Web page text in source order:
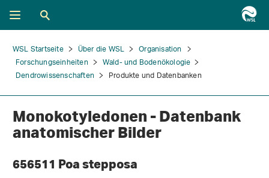
WSL Startseite Über die WSL
Organisation
Forschungseinheiten
Wald- und Bodenökologie
Dendrowissenschaften
Produkte und Datenbanken
Monokotyledonen - Datenbank
anatomischer Bilder
656511 Poa stepposa